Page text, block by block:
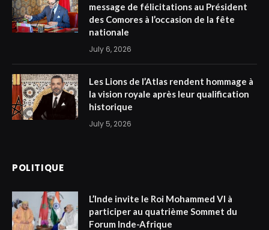
message de félicitations au Président
des Comores à l’occasion de la fête
nationale
July 6, 2026
Les Lions de l’Atlas rendent hommage à
la vision royale après leur qualification
historique
July 5, 2026
POLITIQUE
L’Inde invite le Roi Mohammed VI à
participer au quatrième Sommet du
Forum Inde-Afrique